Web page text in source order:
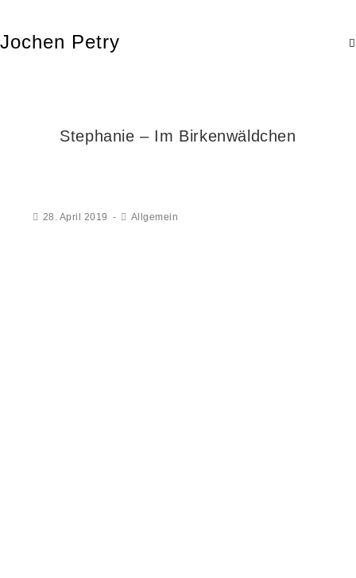
Jochen Petry
Stephanie – Im Birkenwäldchen
28. April 2019 Allgemein